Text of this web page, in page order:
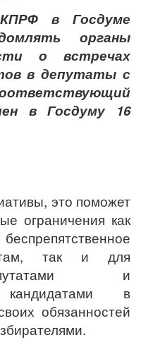
в Госдуме
органы
о встречах
в депутаты с
в Госдуму 16
это поможет
ограничения как
так и для
и
кандидатами в
обязанностей